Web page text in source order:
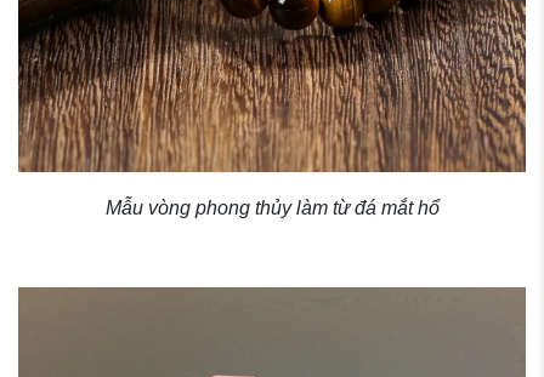
Mẫu vòng phong thủy làm từ đá mắt hổ